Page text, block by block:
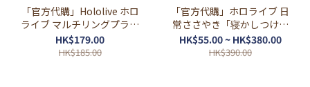
「官方代購」Hololive ホロ
ライブ マルチリングプラス
Lサイズ 手機掛帶 ときのそ
ら/ロボ子さん/AZKi/さくら
HK$179.00
HK$185.00
「官方代購」ホロライブ 日
常ささやき「寝かしつけて
くれる」ボイス 錄音
HK$55.00 ~ HK$380.00
HK$390.00